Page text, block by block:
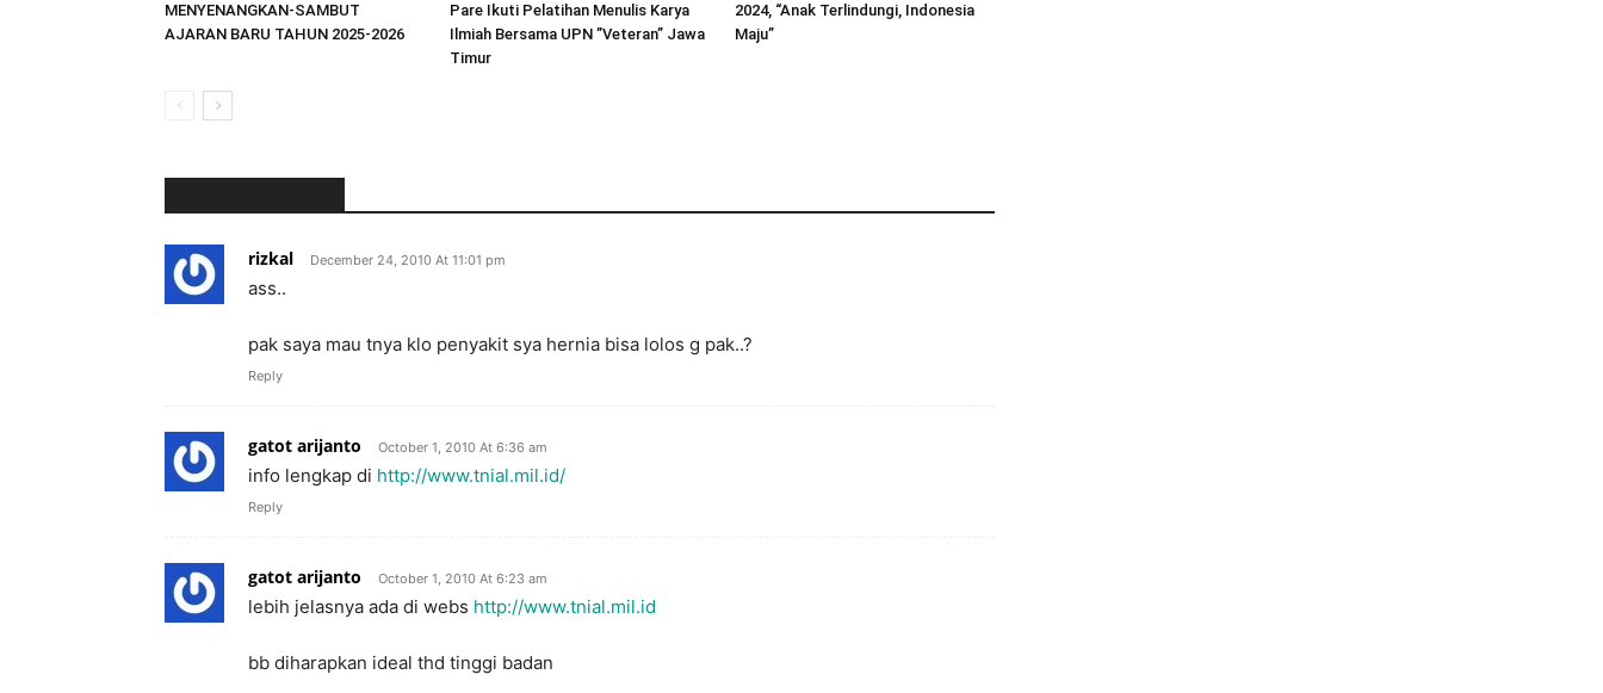
MENYENANGKAN-SAMBUT
AJARAN BARU TAHUN 2025-2026
Pare Ikuti Pelatihan Menulis Karya
Ilmiah Bersama UPN ”Veteran” Jawa
Timur
2024, “Anak Terlindungi, Indonesia
Maju”
rizkal December 24, 2010 At 11:01 pm
ass..
pak saya mau tnya klo penyakit sya hernia bisa lolos g pak..?
Reply
gatot arijanto October 1, 2010 At 6:36 am
info lengkap di http://www.tnial.mil.id/
Reply
gatot arijanto October 1, 2010 At 6:23 am
lebih jelasnya ada di webs http://www.tnial.mil.id
bb diharapkan ideal thd tinggi badan